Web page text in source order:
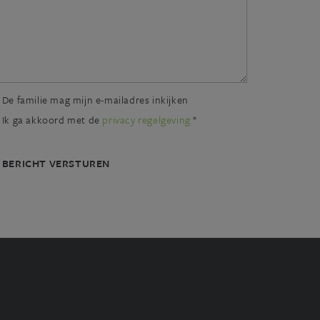
De familie mag mijn e-mailadres inkijken
Ik ga akkoord met de privacy regelgeving*
BERICHT VERSTUREN